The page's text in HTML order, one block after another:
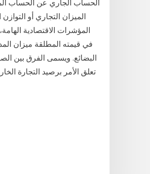
الحساب الجاري عن الحساب
الميزان التجاري أو
المؤشرات الاقتصادية
في قيمته المطلقة ميزان
البضائع. ويسمى الفرق بين
تعلق الأمر برصيد التجارة